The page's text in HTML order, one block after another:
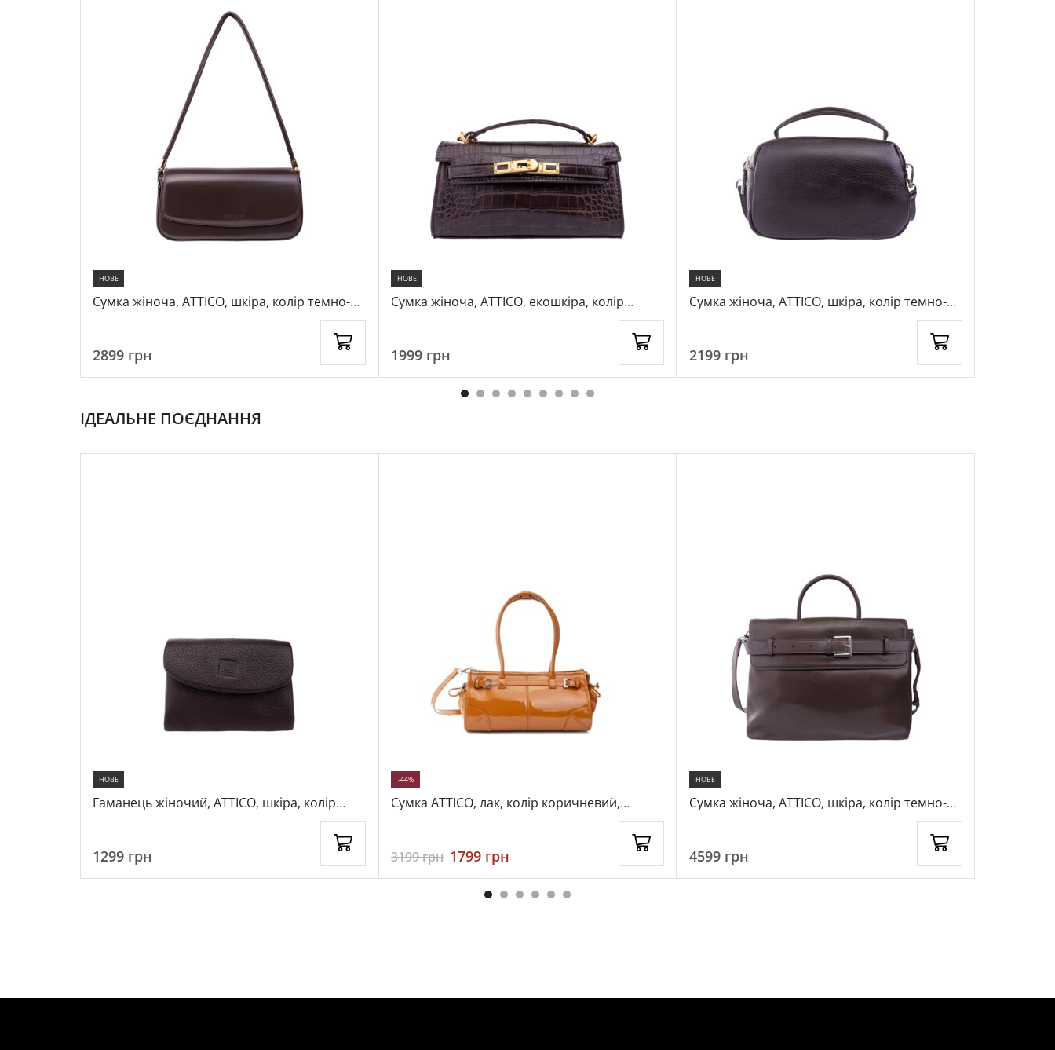
НОВЕ
Сумка жіноча, ATTICO, шкіра, колір темно-
2899 грн
НОВЕ
Сумка жіноча, ATTICO, екошкіра, колір
1999 грн
НОВЕ
Сумка жіноча, ATTICO, шкіра, колір темно-
2199 грн
ІДЕАЛЬНЕ ПОЄДНАННЯ
НОВЕ
Гаманець жіночий, ATTICO, шкіра, колір
1299 грн
Сумка ATTICO, лак, колір коричневий,
-44%
3199грн 1799 грн
НОВЕ
Сумка жіноча, ATTICO, шкіра, колір темно-
4599 грн